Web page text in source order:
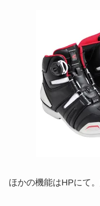
ほかの機能はHPにて。